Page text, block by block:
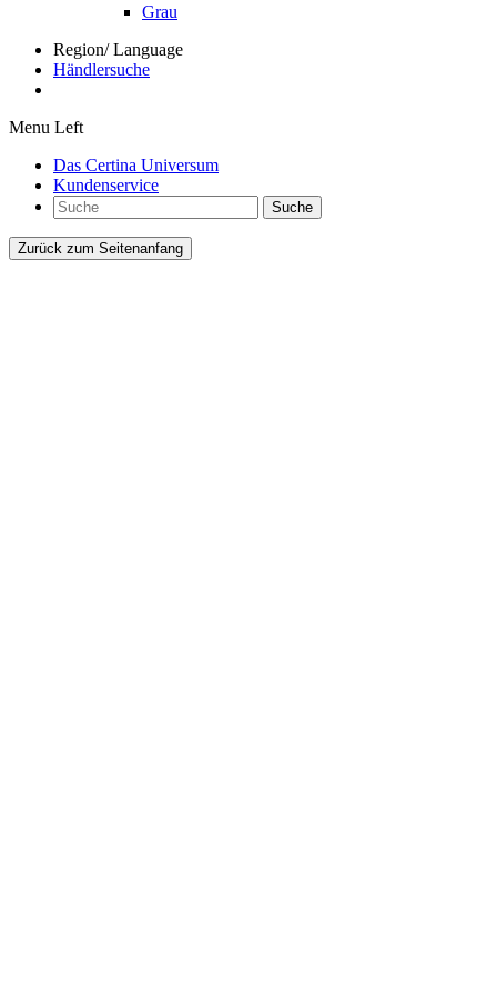
Grau
Region/ Language
Händlersuche
Menu Left
Das Certina Universum
Kundenservice
Suche
Zurück zum Seitenanfang